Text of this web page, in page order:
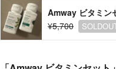
Amway ビタミン
¥5,700